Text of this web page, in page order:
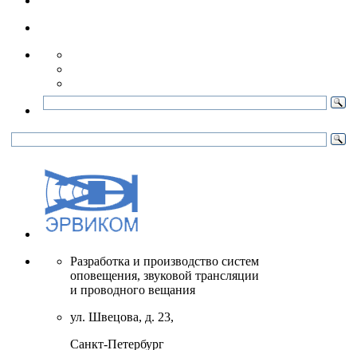
Разработка и производство систем
оповещения, звуковой трансляции
и проводного вещания
ул. Швецова, д. 23,
Санкт-Петербург